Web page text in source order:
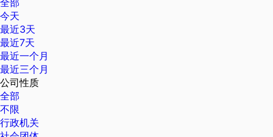
全部
今天
最近3天
最近7天
最近一个月
最近三个月
公司性质
全部
不限
行政机关